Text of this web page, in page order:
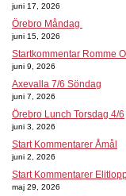
juni 17, 2026
Örebro Måndag
juni 15, 2026
Startkommentar Romme
juni 9, 2026
Axevalla 7/6 Söndag
juni 7, 2026
Örebro Lunch Torsdag 4/6
juni 3, 2026
Start Kommentarer Åmål
juni 2, 2026
Start Kommentarer
maj 29, 2026